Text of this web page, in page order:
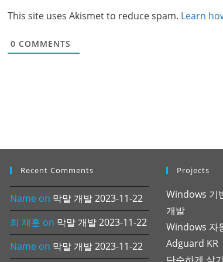
This site uses Akismet to reduce spam. Learn
0 COMMENTS
Recent Comments
Name on 막말 개발 2023-11-22
최 재훈 on 막말 개발 2023-11-22
Name on 막말 개발 2023-11-22
Projects
Windows 기
개발
Windows 자
Adguard KR